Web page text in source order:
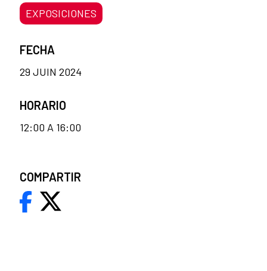
EXPOSICIONES
FECHA
29 JUIN 2024
HORARIO
12:00 A 16:00
COMPARTIR